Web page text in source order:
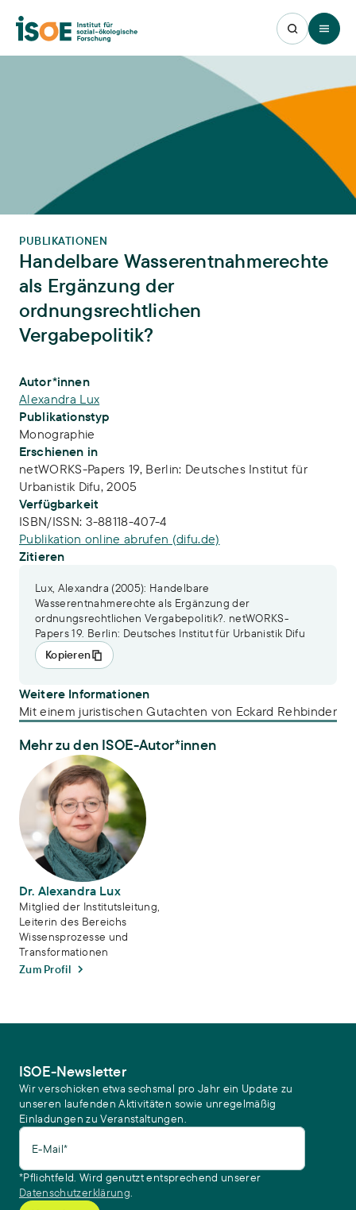
Open
PUBLIKATIONEN
Handelbare Wasserentnahmerechte
als Ergänzung der
ordnungsrechtlichen
Vergabepolitik?
Publikations-Infos
Autor*innen
Alexandra Lux
Publikationstyp
Monographie
Erschienen in
netWORKS-Papers 19, Berlin: Deutsches Institut für
Urbanistik Difu, 2005
Verfügbarkeit
ISBN/ISSN: 3-88118-407-4
Publikation online abrufen (difu.de)
Zitieren
Lux, Alexandra (2005): Handelbare
Wasserentnahmerechte als Ergänzung der
ordnungsrechtlichen Vergabepolitik?. netWORKS-
Papers 19. Berlin: Deutsches Institut für Urbanistik Difu
Kopieren
Weitere Informationen
Mit einem juristischen Gutachten von Eckard Rehbinder
Mehr zu den ISOE-Autor*innen
Dr. Alexandra Lux
Dr. Alexandra Lux
Mitglied der Institutsleitung,
Leiterin des Bereichs
Wissensprozesse und
Transformationen
Zum Profil
ISOE-Newsletter
Wir verschicken etwa sechsmal pro Jahr ein Update zu
unseren laufenden Aktivitäten sowie unregelmäßig
Einladungen zu Veranstaltungen.
E-Mail*
*Pflichtfeld. Wird genutzt entsprechend unserer
Datenschutzerklärung.